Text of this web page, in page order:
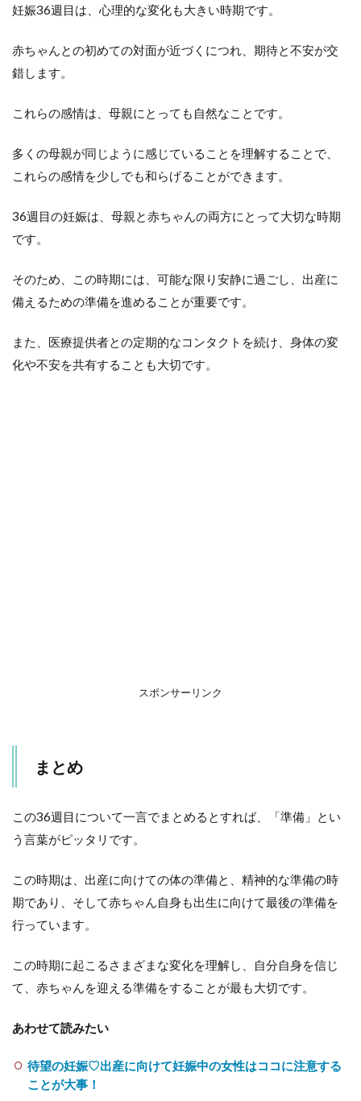
妊娠36週目は、心理的な変化も大きい時期です。
赤ちゃんとの初めての対面が近づくにつれ、期待と不安が交
錯します。
これらの感情は、母親にとっても自然なことです。
多くの母親が同じように感じていることを理解することで、
これらの感情を少しでも和らげることができます。
36週目の妊娠は、母親と赤ちゃんの両方にとって大切な時期
です。
そのため、この時期には、可能な限り安静に過ごし、出産に
備えるための準備を進めることが重要です。
また、医療提供者との定期的なコンタクトを続け、身体の変
化や不安を共有することも大切です。
スポンサーリンク
まとめ
この36週目について一言でまとめるとすれば、「準備」とい
う言葉がピッタリです。
この時期は、出産に向けての体の準備と、精神的な準備の時
期であり、そして赤ちゃん自身も出生に向けて最後の準備を
行っています。
この時期に起こるさまざまな変化を理解し、自分自身を信じ
て、赤ちゃんを迎える準備をすることが最も大切です。
あわせて読みたい
待望の妊娠♡出産に向けて妊娠中の女性はココに注意する
ことが大事！